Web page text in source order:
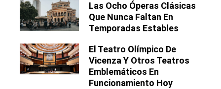
Las Ocho Óperas Clásicas
Que Nunca Faltan En
Temporadas Estables
El Teatro Olímpico De
Vicenza Y Otros Teatros
Emblemáticos En
Funcionamiento Hoy